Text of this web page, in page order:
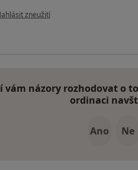
názoru uživatele Váš účet byl
zneužití
vám názory rozhodovat o
ordinaci
Ano Ne